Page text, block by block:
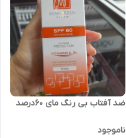
ضد آفتاب بی رنگ مای 60درصد
ناموجود